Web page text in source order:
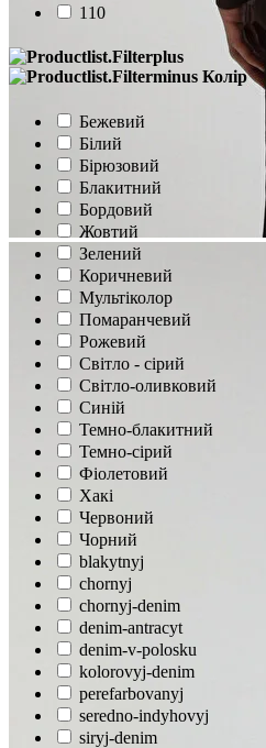
110
Колір
Бежевий
Білий
Бірюзовий
Блакитний
Бордовий
Жовтий
Зелений
Коричневий
Мультіколор
Помаранчевий
Рожевий
Світло - сірий
Світло-оливковий
Синій
Темно-блакитний
Темно-сірий
Фіолетовий
Хакі
Червоний
Чорний
blakytnyj
chornyj
chornyj-denim
denim-antracyt
denim-v-polosku
kolorovyj-denim
perefarbovanyj
seredno-indyhovyj
siryj-denim